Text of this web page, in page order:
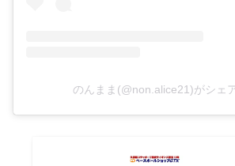
のんまま(@non.alice21)がシェ